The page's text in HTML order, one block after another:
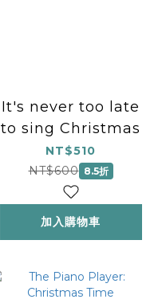
It's never too late
to sing Christmas
NT$510
NT$600 8.5折
加入購物車